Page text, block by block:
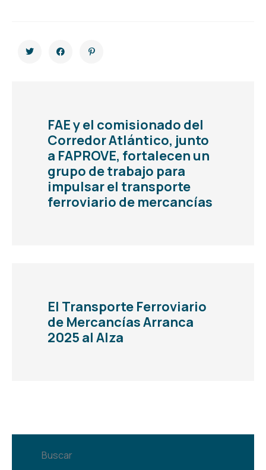
FAE y el comisionado del
Corredor Atlántico, junto
a FAPROVE, fortalecen un
grupo de trabajo para
impulsar el transporte
ferroviario de mercancías
El Transporte Ferroviario
de Mercancías Arranca
2025 al Alza
Buscar